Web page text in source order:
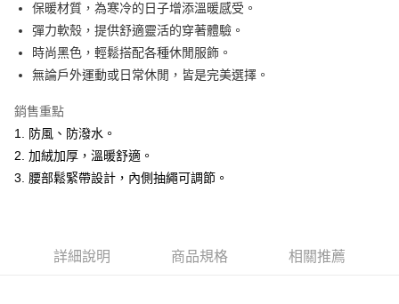
悠遊付
Google Pay
ATM付款
全家取貨付款
每筆NT$60，滿NT$1,200(含以上)免運費
萊爾富取貨付款
保暖材質，為寒冷的日子增添溫暖感受。
彈力軟殼，提供舒適靈活的穿著體驗。
時尚黑色，輕鬆搭配各種休閒服飾。
無論戶外運動或日常休閒，皆是完美選擇。
銷售重點
1. 防風、防潑水。
2. 加絨加厚，溫暖舒適。
3. 腰部鬆緊帶設計，內側抽繩可調節。
詳細說明 商品規格 相關推薦